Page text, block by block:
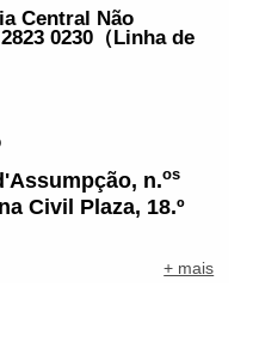
Central Não
0230（Linha de
n.os
Civil Plaza, 18.º
+ mais